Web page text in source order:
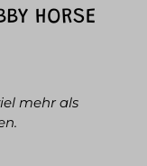
HORSE
mehr als